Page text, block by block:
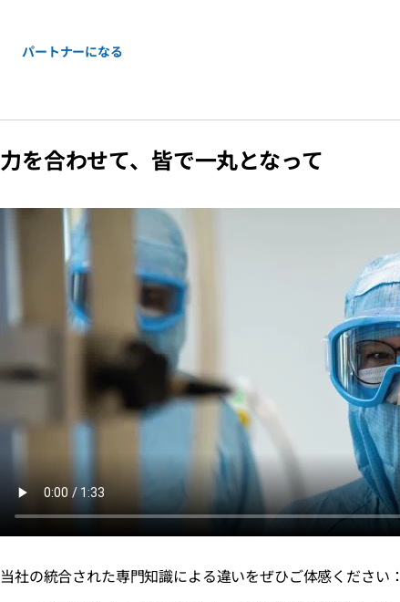
パートナーになる
力を合わせて、皆で一丸となって
当社の統合された専門知識による違いをぜひご体感ください：